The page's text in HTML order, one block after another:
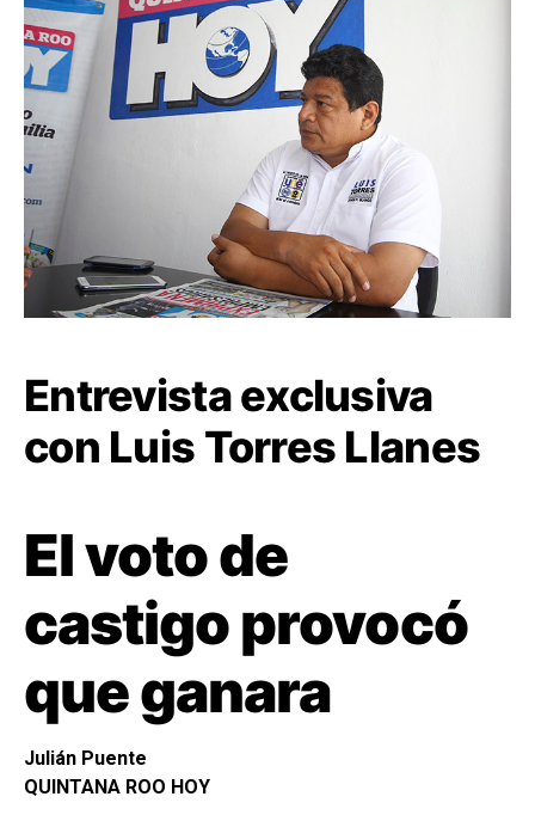
Entrevista exclusiva
con Luis Torres Llanes
El voto de
castigo provocó
que ganara
Julián Puente
QUINTANA ROO HOY